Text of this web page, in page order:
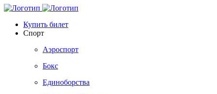
Купить билет
Спорт
Аэроспорт
Бокс
Единоборства